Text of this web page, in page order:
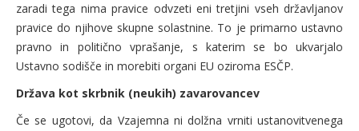
zaradi tega nima pravice odvzeti eni tretjini vseh državljanov
pravice do njihove skupne solastnine. To je primarno ustavno
pravno in politično vprašanje, s katerim se bo ukvarjalo
Ustavno sodišče in morebiti organi EU oziroma ESČP.
Država kot skrbnik (neukih) zavarovancev
Če se ugotovi, da Vzajemna ni dolžna vrniti ustanovitvenega